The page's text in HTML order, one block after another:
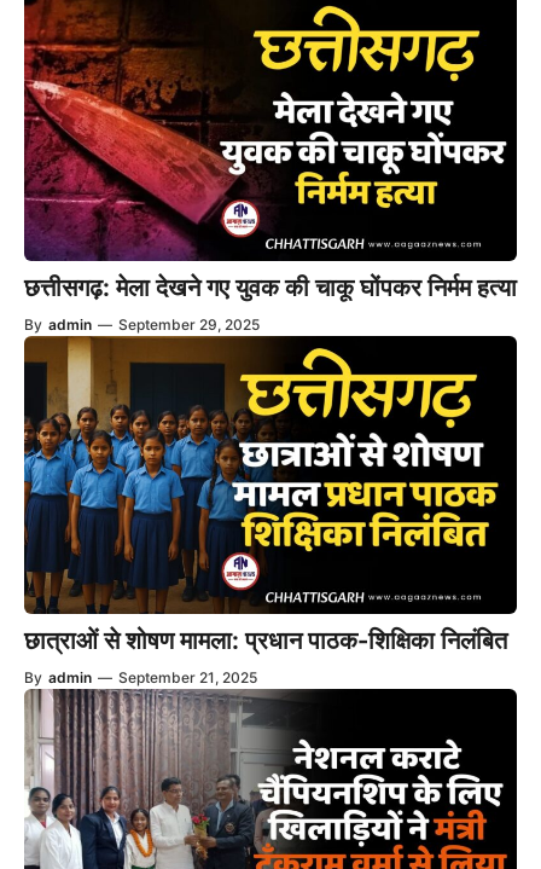
छत्तीसगढ़: मेला देखने गए युवक की चाकू घोंपकर निर्मम हत्या
By admin — September 29, 2025
छात्राओं से शोषण मामला: प्रधान पाठक-शिक्षिका निलंबित
By admin — September 21, 2025